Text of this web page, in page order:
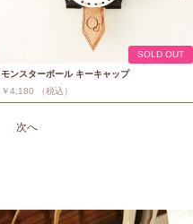
SOLD OUT
モンスターボール キーキャップ
￥4,180 （税込）
次へ